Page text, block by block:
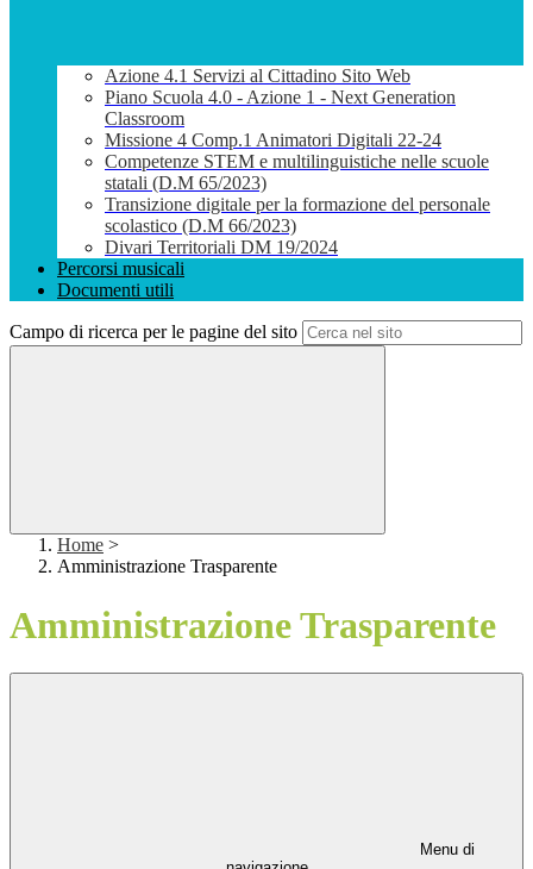
Azione 4.1 Servizi al Cittadino Sito Web
Piano Scuola 4.0 - Azione 1 - Next Generation
Classroom
Missione 4 Comp.1 Animatori Digitali 22-24
Competenze STEM e multilinguistiche nelle scuole
statali (D.M 65/2023)
Transizione digitale per la formazione del personale
scolastico (D.M 66/2023)
Divari Territoriali DM 19/2024
Percorsi musicali
Documenti utili
Campo di ricerca per le pagine del sito
Home >
Amministrazione Trasparente
Amministrazione Trasparente
Menu di